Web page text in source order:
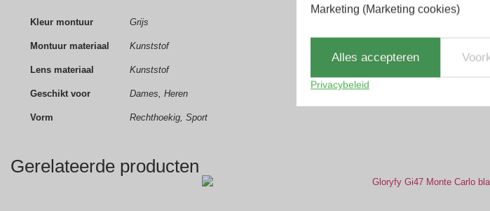
Kleur montuur Grijs
Montuur materiaal Kunststof
Lens materiaal Kunststof
Geschikt voor Dames, Heren
Vorm Rechthoekig, Sport
Gerelateerde producten
Marketing (Marketing cookies)
Alles accepteren
Privacybeleid